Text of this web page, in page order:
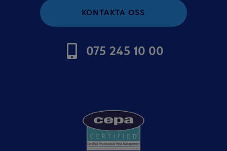
KONTAKTA OSS
075 245 10 00